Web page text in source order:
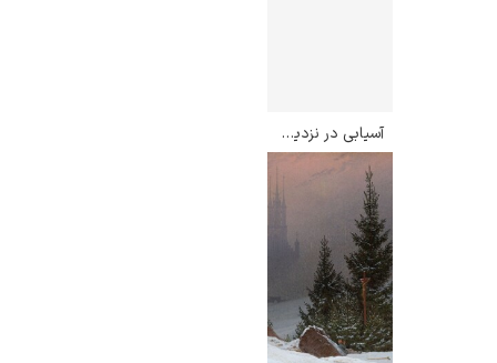
آسیابی در نزدیکی آمستردام – لئونید آفرمو